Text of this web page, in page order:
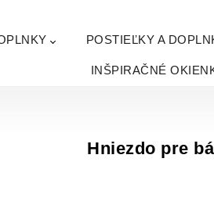
POSTIEĽKY A
INŠPIRAČNÉ
Hniezdo pre